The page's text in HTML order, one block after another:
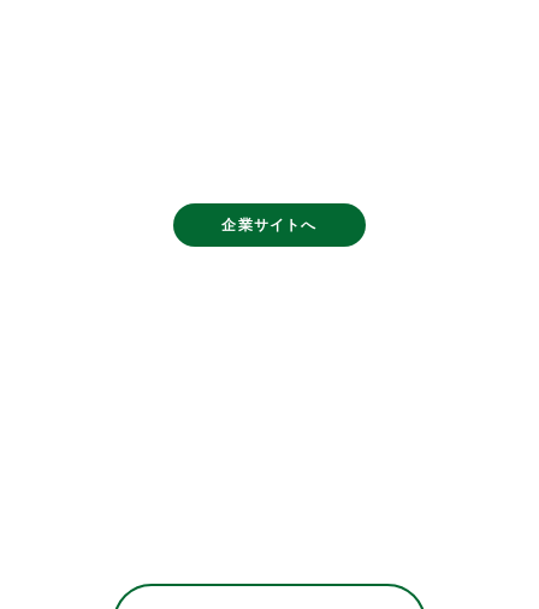
企業サイトへ